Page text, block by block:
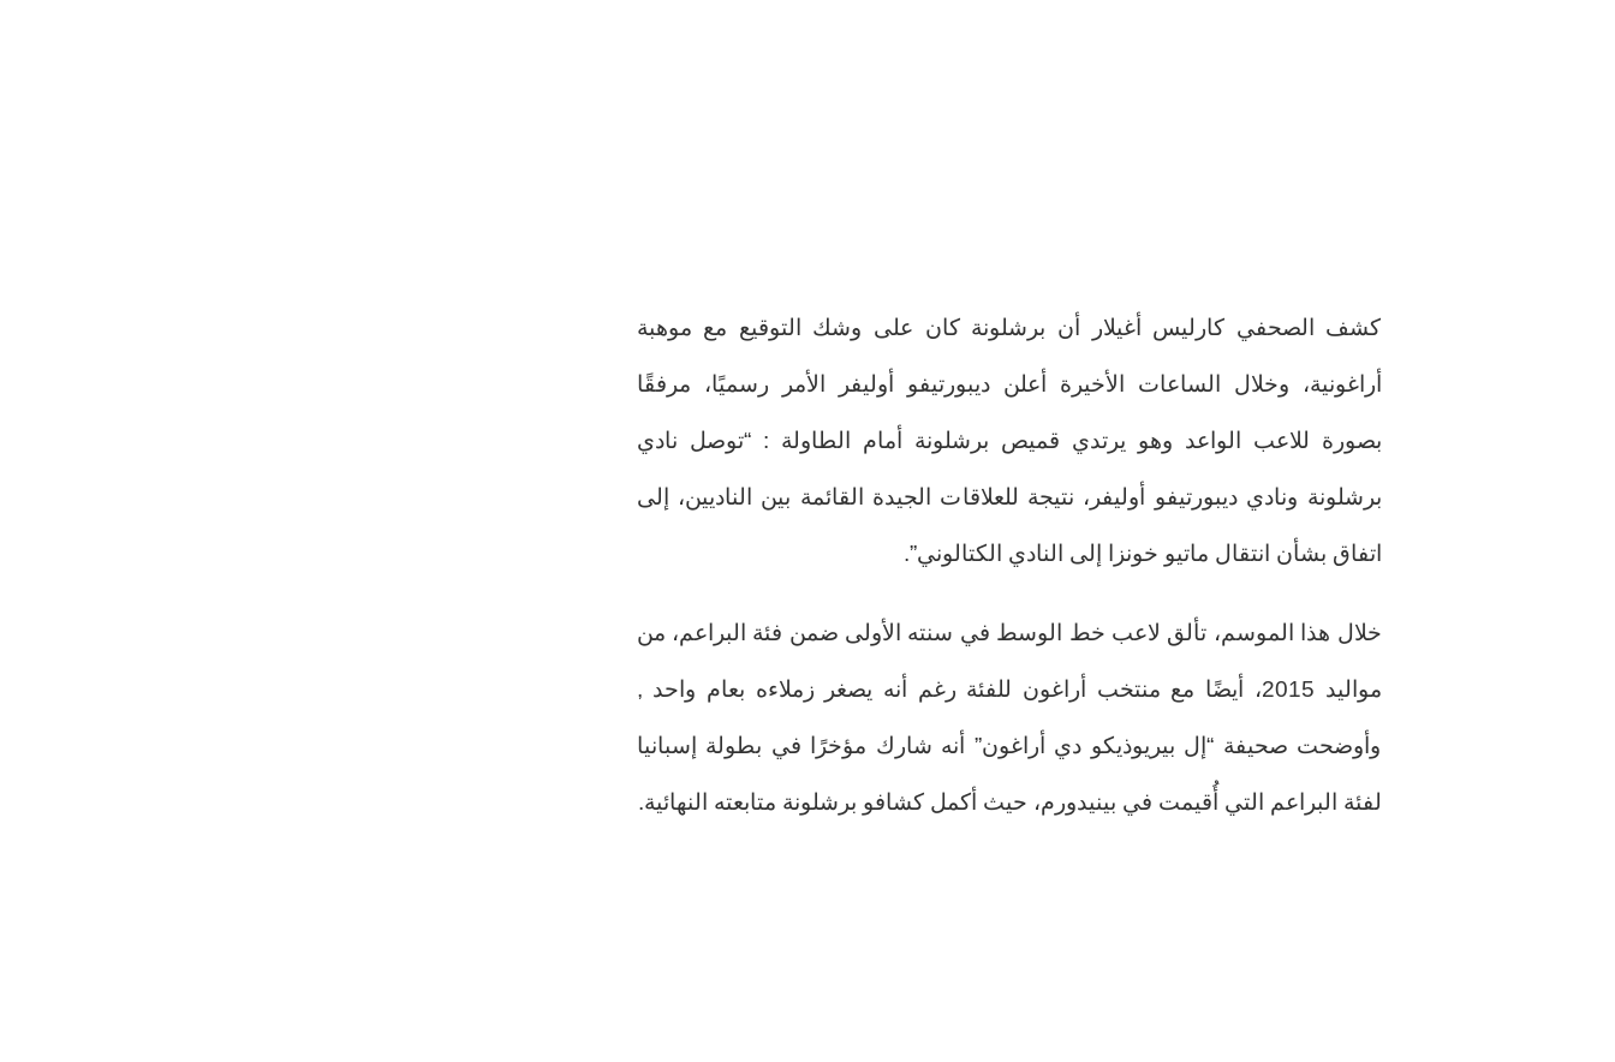
كشف الصحفي كارليس أغيلار أن برشلونة كان على وشك التوقيع مع موهبة
أراغونية، وخلال الساعات الأخيرة أعلن ديبورتيفو أوليفر الأمر رسميًا، مرفقًا
بصورة للاعب الواعد وهو يرتدي قميص برشلونة أمام الطاولة : “توصل نادي
برشلونة ونادي ديبورتيفو أوليفر، نتيجة للعلاقات الجيدة القائمة بين الناديين، إلى
اتفاق بشأن انتقال ماتيو خونزا إلى النادي الكتالوني”.
خلال هذا الموسم، تألق لاعب خط الوسط في سنته الأولى ضمن فئة البراعم، من
مواليد 2015، أيضًا مع منتخب أراغون للفئة رغم أنه يصغر زملاءه بعام واحد ,
وأوضحت صحيفة “إل بيريوذيكو دي أراغون” أنه شارك مؤخرًا في بطولة إسبانيا
لفئة البراعم التي أُقيمت في بينيدورم، حيث أكمل كشافو برشلونة متابعته النهائية.